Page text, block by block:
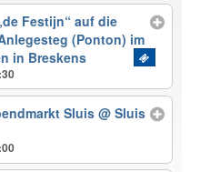
Festijn“ auf die
(Ponton) im
in Breskens
Sluis@ Sluis